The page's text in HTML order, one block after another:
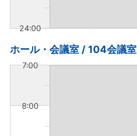
24:00
ホール・会議室 / 104会議室
7:00
8:00